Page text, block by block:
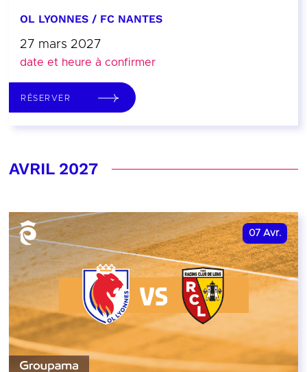
OL LYONNES / FC NANTES
27 mars 2027
date et heure à confirmer
RÉSERVER
AVRIL 2027
07 Avr.